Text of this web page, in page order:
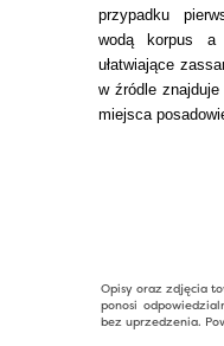
przypadku
wodą korpus a
ułatwiające
w źródle
miejsca
Opisy oraz zdjęcia
ponosi
bez uprzedzenia.